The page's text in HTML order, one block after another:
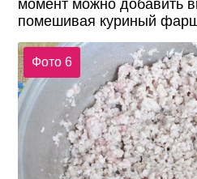
момент можно добавить
помешивая куриный
Фото 6